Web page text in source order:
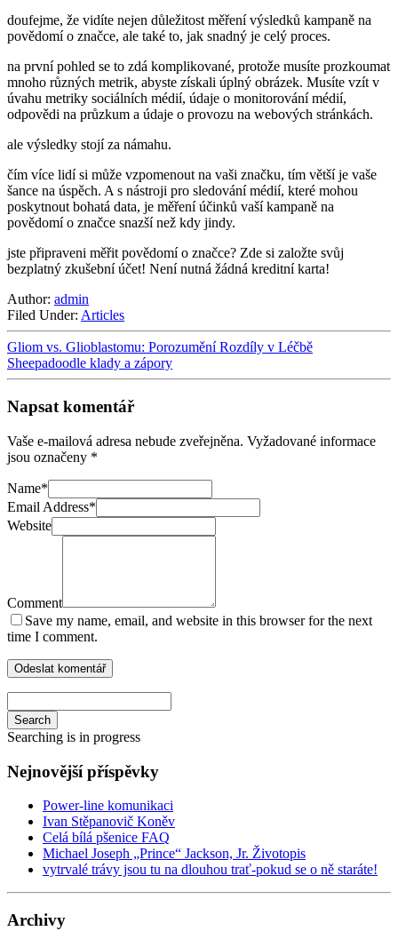
doufejme, že vidíte nejen důležitost měření výsledků kampaně na
povědomí o značce, ale také to, jak snadný je celý proces.
na první pohled se to zdá komplikované, protože musíte prozkoumat
mnoho různých metrik, abyste získali úplný obrázek. Musíte vzít v
úvahu metriky sociálních médií, údaje o monitorování médií,
odpovědi na průzkum a údaje o provozu na webových stránkách.
ale výsledky stojí za námahu.
čím více lidí si může vzpomenout na vaši značku, tím větší je vaše
šance na úspěch. A s nástroji pro sledování médií, které mohou
poskytnout bohatá data, je měření účinků vaší kampaně na
povědomí o značce snazší než kdy jindy.
jste připraveni měřit povědomí o značce? Zde si založte svůj
bezplatný zkušební účet! Není nutná žádná kreditní karta!
Author: admin
Filed Under: Articles
Gliom vs. Glioblastomu: Porozumění Rozdíly v Léčbě
Sheepadoodle klady a zápory
Napsat komentář
Vaše e-mailová adresa nebude zveřejněna. Vyžadované informace
jsou označeny *
Name*
Email Address*
Website
Comment
Save my name, email, and website in this browser for the next
time I comment.
Search
Searching is in progress
Nejnovější příspěvky
Power-line komunikaci
Ivan Stěpanovič Koněv
Celá bílá pšenice FAQ
Michael Joseph „Prince“ Jackson, Jr. Životopis
vytrvalé trávy jsou tu na dlouhou trať-pokud se o ně staráte!
Archivy